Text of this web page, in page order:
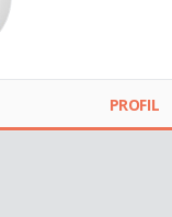
PROFIL